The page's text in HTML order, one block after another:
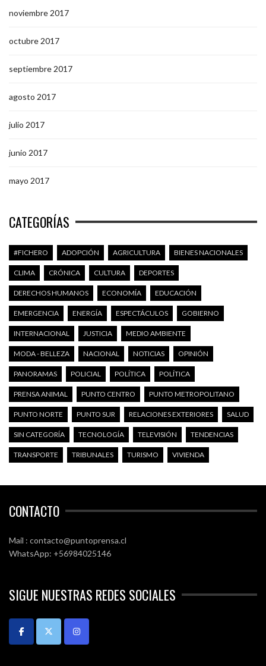
noviembre 2017
octubre 2017
septiembre 2017
agosto 2017
julio 2017
junio 2017
mayo 2017
CATEGORÍAS
#FICHERO ADOPCIÓN AGRICULTURA BIENES NACIONALES
CLIMA CRÓNICA CULTURA DEPORTES
DERECHOS HUMANOS ECONOMÍA EDUCACIÓN
EMERGENCIA ENERGÍA ESPECTÁCULOS GOBIERNO
INTERNACIONAL JUSTICIA MEDIO AMBIENTE
MODA - BELLEZA NACIONAL NOTICIAS OPINIÓN
PANORAMAS POLICIAL POLÍTICA POLÍTICA
PRENSA ANIMAL PUNTO CENTRO PUNTO METROPOLITANO
PUNTO NORTE PUNTO SUR RELACIONES EXTERIORES SALUD
SIN CATEGORÍA TECNOLOGÍA TELEVISIÓN TENDENCIAS
TRANSPORTE TRIBUNALES TURISMO VIVIENDA
CONTACTO
Mail : contacto@puntoprensa.cl
WhatsApp: +56984025146
SIGUE NUESTRAS REDES SOCIALES